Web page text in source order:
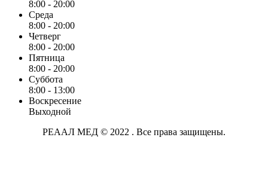
8:00 - 20:00
Среда
8:00 - 20:00
Четверг
8:00 - 20:00
Пятница
8:00 - 20:00
Суббота
8:00 - 13:00
Воскресение
Выходной
РЕААЛ МЕД © 2022 . Все права защищены.